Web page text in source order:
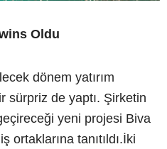
Oldu
dönem yatırım
sürpriz de yaptı. Şirketin
yeni projesi Biva
ortaklarına tanıtıldı.İki